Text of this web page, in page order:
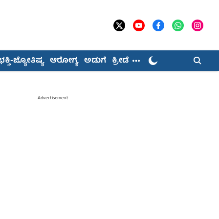
ಜ್ಯೋತಿಷ್ಯ ಆರೋಗ್ಯ ಅಡುಗೆ ಕ್ರೀಡೆ
Advertisement